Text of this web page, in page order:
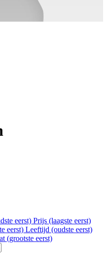
eerst) Prijs (laagste eerst)
eerst) Leeftijd (oudste eerst)
(grootste eerst)